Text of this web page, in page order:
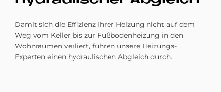
Damit sich die Effizienz Ihrer Heizung nicht auf dem
Weg vom Keller bis zur Fußbodenheizung in den
Wohnräumen verliert, führen unsere Heizungs-
Experten einen hydraulischen Abgleich durch.